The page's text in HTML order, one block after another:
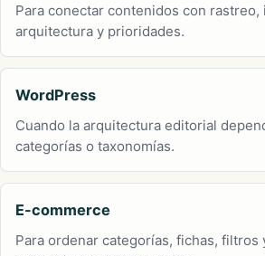
Para conectar contenidos con rastreo,
arquitectura y prioridades.
WordPress
Cuando la arquitectura editorial
categorías o taxonomías.
E-commerce
Para ordenar categorías, fichas, filtros